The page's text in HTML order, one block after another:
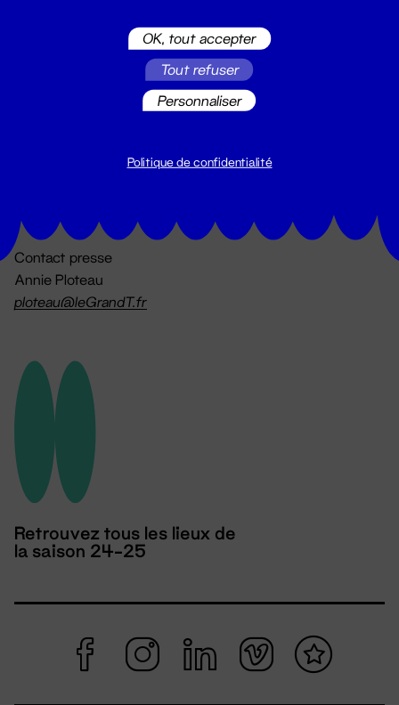
billetterie@leGrandT.fr
Du lundi au vendredi 14h → 18h
Contact presse
Annie Ploteau
ploteau@leGrandT.fr
Retrouvez tous les lieux de
la saison 24-25
OK, tout accepter
Tout refuser
Personnaliser
Politique de confidentialité